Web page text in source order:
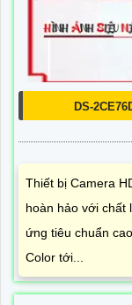
DS-
Thiết bị Camera
hoàn hảo với chất
ứng tiêu chuẩn
Color tới...